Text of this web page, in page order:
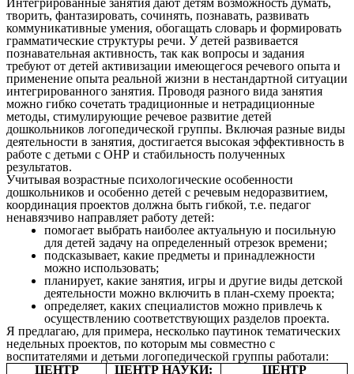
Интегрированные занятия дают детям возможность думать,
творить, фантазировать, сочинять, познавать, развивать
коммуникативные умения, обогащать словарь и формировать
грамматические структуры речи. У детей развивается
познавательная активность, так как вопросы и задания
требуют от детей активизации имеющегося речевого опыта и
применение опыта реальной жизни в нестандартной ситуации
интегрированного занятия. Проводя разного вида занятия
можно гибко сочетать традиционные и нетрадиционные
методы, стимулирующие речевое развитие детей
дошкольников логопедической группы. Включая разные виды
деятельности в занятия, достигается высокая эффективность в
работе с детьми с ОНР и стабильность полученных
результатов.
Учитывая возрастные психологические особенности
дошкольников и особенно детей с речевым недоразвитием,
координация проектов должна быть гибкой, т.е. педагог
ненавязчиво направляет работу детей:
помогает выбрать наиболее актуальную и посильную
для детей задачу на определенный отрезок времени;
подсказывает, какие предметы и принадлежности
можно использовать;
планирует, какие занятия, игры и другие виды детской
деятельности можно включить в план-схему проекта;
определяет, каких специалистов можно привлечь к
осуществлению соответствующих разделов проекта.
Я предлагаю, для примера, несколько паутинок тематических
недельных проектов, по которым мы совместно с
воспитателями и детьми логопедической группы работали:
ЦЕНТР
ЦЕНТР НАУКИ:
ЦЕНТР